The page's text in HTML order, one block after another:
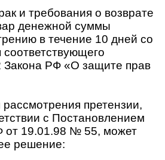
и требования о возврате
денежной суммы
в течение 10 дней со
Закона РФ «О защите прав
претензии,
с Постановлением
от 19.01.98 № 55, может
решение: